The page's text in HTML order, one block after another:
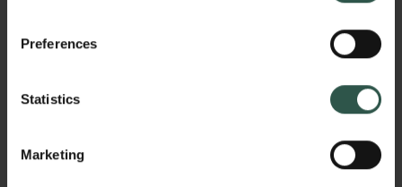
Preferences
Statistics
Marketing
måde at få adgang til data på. Og er trods alt
siger Claes Holger de Vreese.
GDPR-forordning. Den giver den enkelte ret